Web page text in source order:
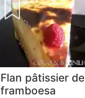
Flan pâtissier de
framboesa